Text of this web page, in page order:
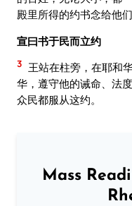
殿里所得的约书念给他们
宣曰书于民而立约
3 王站在柱旁，在耶和
华，遵守他的诫命、法
众民都服从这约。
Mass